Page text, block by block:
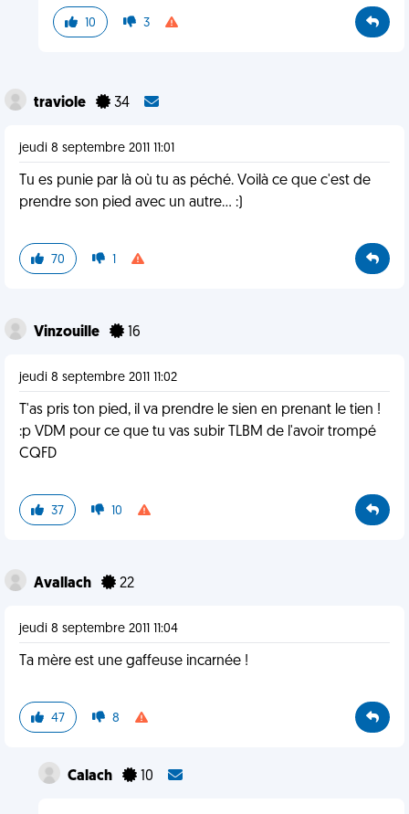
10 3
traviole 34
jeudi 8 septembre 2011 11:01
Tu es punie par là où tu as péché. Voilà ce que c'est de
prendre son pied avec un autre... :)
70 1
Vinzouille 16
jeudi 8 septembre 2011 11:02
T'as pris ton pied, il va prendre le sien en prenant le tien !
:p VDM pour ce que tu vas subir TLBM de l'avoir trompé
CQFD
37 10
Avallach 22
jeudi 8 septembre 2011 11:04
Ta mère est une gaffeuse incarnée !
47 8
Calach 10